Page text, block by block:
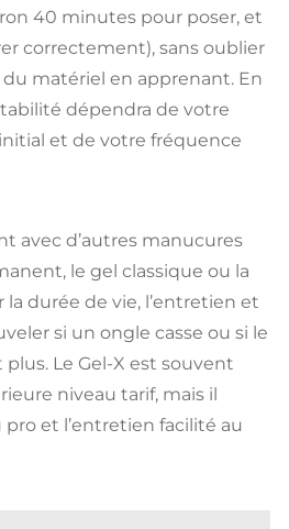
40 minutes pour poser, et
correctement), sans oublier
matériel en apprenant. En
dépendra de votre
et de votre fréquence
avec d’autres manucures
le gel classique ou la
durée de vie, l’entretien et
si un ongle casse ou si le
Le Gel-X est souvent
niveau tarif, mais il
et l’entretien facilité au